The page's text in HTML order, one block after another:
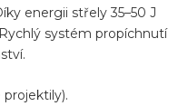
energii střely 35–50 J
systém propíchnutí